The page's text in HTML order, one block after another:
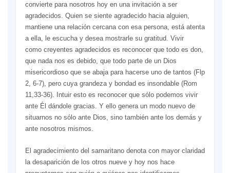
convierte para nosotros hoy en una invitación a ser
agradecidos. Quien se siente agradecido hacia alguien,
mantiene una relación cercana con esa persona, está atenta
a ella, le escucha y desea mostrarle su gratitud. Vivir
como creyentes agradecidos es reconocer que todo es don,
que nada nos es debido, que todo parte de un Dios
misericordioso que se abaja para hacerse uno de tantos (Flp
2, 6-7), pero cuya grandeza y bondad es insondable (Rom
11,33-36). Intuir esto es reconocer que sólo podemos vivir
ante Él dándole gracias. Y ello genera un modo nuevo de
situarnos no sólo ante Dios, sino también ante los demás y
ante nosotros mismos.
El agradecimiento del samaritano denota con mayor claridad
la desaparición de los otros nueve y hoy nos hace